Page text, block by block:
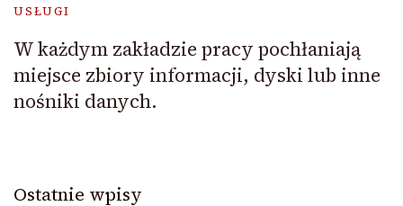
USŁUGI
W każdym zakładzie pracy pochłaniają
miejsce zbiory informacji, dyski lub inne
nośniki danych.
Ostatnie wpisy